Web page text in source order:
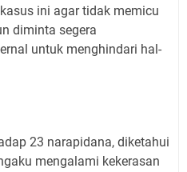
ini agar tidak memicu
diminta segera
untuk menghindari hal-
23 narapidana, diketahui
mengalami kekerasan